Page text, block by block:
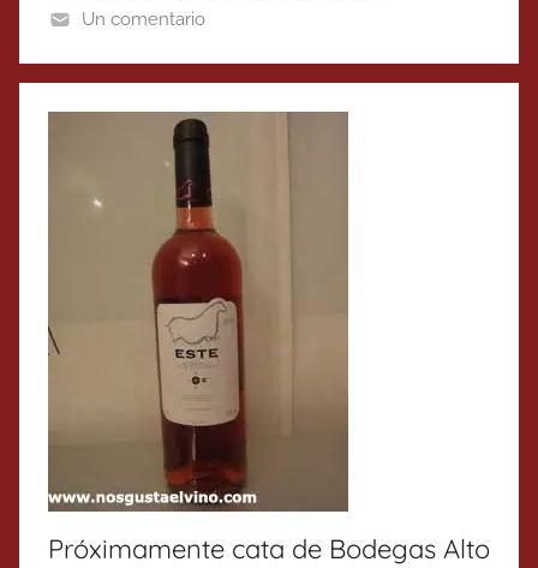
Un comentario
Próximamente cata de Bodegas Alto